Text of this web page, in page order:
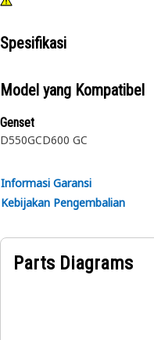
Spesifikasi
Model yang Kompatibel
Genset
D550GCD600 GC
Informasi Garansi
Kebijakan Pengembalian
Parts Diagrams